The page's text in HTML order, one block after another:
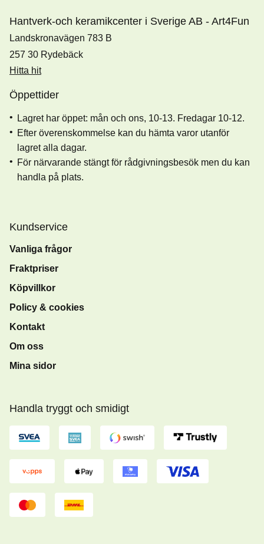
Hantverk-och keramikcenter i Sverige AB - Art4Fun
Landskronavägen 783 B
257 30 Rydebäck
Hitta hit
Öppettider
Lagret har öppet: mån och ons, 10-13. Fredagar 10-12.
Efter överenskommelse kan du hämta varor utanför
lagret alla dagar.
För närvarande stängt för rådgivningsbesök men du kan
handla på plats.
Kundservice
Vanliga frågor
Fraktpriser
Köpvillkor
Policy & cookies
Kontakt
Om oss
Mina sidor
Handla tryggt och smidigt